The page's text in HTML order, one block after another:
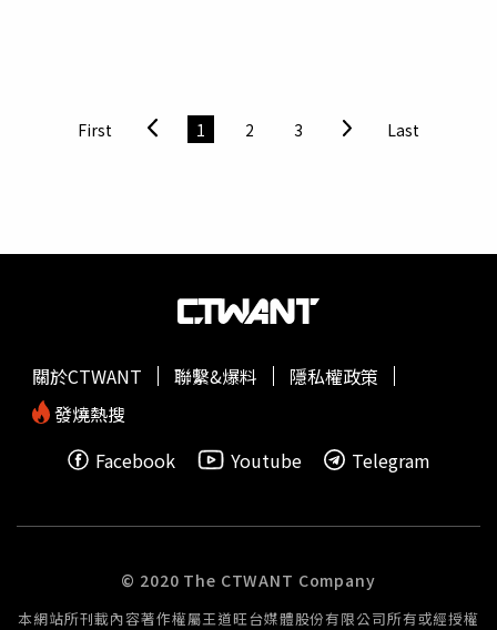
一口氣拉到最滿今年台北站前店週年慶，最有感的就是滿仟
送仟點 skm points 回饋，全檔自11/27（四）至
點，對想囤保養、補貨底妝與耶誕限定彩妝的美妝控來說，
大家電／法雅客／[i]Store專區，單筆滿10,000元送5,000點
skm points，首七日使用 skm pay 結帳，更再升級為滿
動與各品牌自家折扣，買冰箱、洗衣機、按摩椅或4K電
視，不只現場直接省，還能累積下一檔採購的「預備金」。
家電今年台北站前店把點數玩法升級成「超級點數盛典」，
5,000元即可折抵，每人限兌1份，真正把小點數變成好用的
大紅包。天天開門禮則更適合早鳥搶牌族，活動期間每日早
上10:00，只要於APP點數專區扣30點，再搭配當日單筆消
First 1 2 3 Last
關於CTWANT 聯繫&爆料
隱私權政策
發燒熱搜
Facebook
Youtube Telegram
© 2020 The CTWANT Company
本網站所刊載內容著作權屬王道旺台媒體股份有限公司所有或經授權